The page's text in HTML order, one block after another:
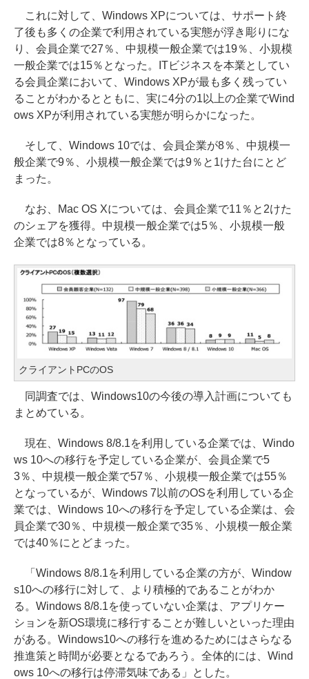
これに対して、Windows XPについては、サポート終
了後も多くの企業で利用されている実態が浮き彫りにな
り、会員企業で27％、中規模一般企業では19％、小規模
一般企業では15％となった。ITビジネスを本業としてい
る会員企業において、Windows XPが最も多く残ってい
ることがわかるとともに、実に4分の1以上の企業でWind
ows XPが利用されている実態が明らかになった。
そして、Windows 10では、会員企業が8％、中規模一
般企業で9％、小規模一般企業では9％と1けた台にとど
まった。
なお、Mac OS Xについては、会員企業で11％と2けた
のシェアを獲得。中規模一般企業では5％、小規模一般
企業では8％となっている。
クライアントPCのOS
同調査では、Windows10の今後の導入計画についても
まとめている。
現在、Windows 8/8.1を利用している企業では、Windo
ws 10への移行を予定している企業が、会員企業で5
3％、中規模一般企業で57％、小規模一般企業では55％
となっているが、Windows 7以前のOSを利用している企
業では、Windows 10への移行を予定している企業は、会
員企業で30％、中規模一般企業で35％、小規模一般企業
では40％にとどまった。
「Windows 8/8.1を利用している企業の方が、Window
s10への移行に対して、より積極的であることがわか
る。Windows 8/8.1を使っていない企業は、アプリケー
ションを新OS環境に移行することが難しいといった理由
がある。Windows10への移行を進めるためにはさらなる
推進策と時間が必要となるであろう。全体的には、Wind
ows 10への移行は停滞気味である」とした。